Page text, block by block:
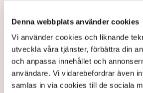
Denna webbplats använder cookies
Vi använder cookies och liknande
utveckla våra tjänster, förbättra din
och anpassa innehållet och
användare. Vi vidarebefordrar även
samlas in via cookies till de sociala
behöver staten kliva fram och
grundläggande förutsättningar
tillväxt”, skriver SJ:s vd Monica
Dahlin, vd på Green Cargo, på Di
2 years ago | Av: Redaktionen